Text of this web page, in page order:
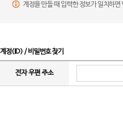
계정을 만들 때 입력한 정보가 일치하
계정(ID) / 비밀번호 찾기
전자 우편 주소